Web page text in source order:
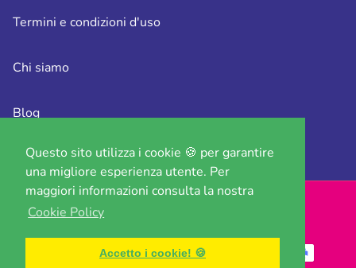
Questo sito utilizza i cookie 🍪 per garantire
una migliore esperienza utente. Per
maggiori informazioni consulta la nostra
Cookie Policy
Accetto i cookie! 🍪
Termini e condizioni d'uso
Chi siamo
Blog
Contattaci
CercaSpedizioniTermini e condizioni d'uso